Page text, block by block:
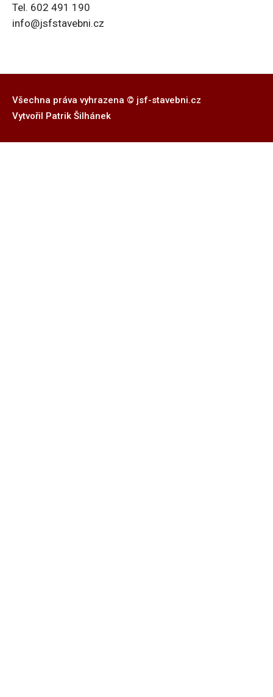
Tel. 602 491 190
info@jsfstavebni.cz
Všechna práva vyhrazena © jsf-stavebni.cz
Vytvořil Patrik Šilhánek